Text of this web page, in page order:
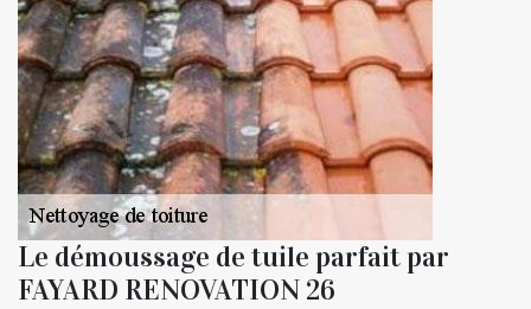
Le démoussage de tuile parfait par
FAYARD RENOVATION 26